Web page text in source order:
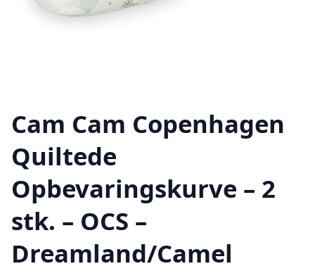
Cam Cam Copenhagen
Quiltede
Opbevaringskurve – 2
stk. – OCS –
Dreamland/Camel